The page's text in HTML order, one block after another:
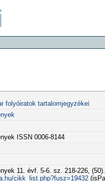
folyóiratok tartalomjegyzékei
ISSN 0006-8144
11. évf. 5-6. sz. 218-226,
cikk_list.php?fusz=19432